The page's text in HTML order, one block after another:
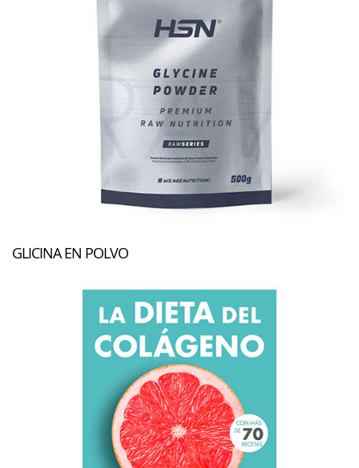
GLICINA EN POLVO